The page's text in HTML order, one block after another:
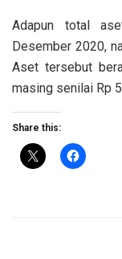
Adapun total
Desember 2020,
Aset tersebut
masing senilai Rp
Share this: